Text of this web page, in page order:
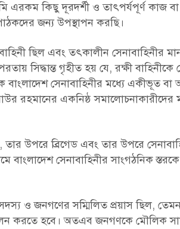
কিছু দূরদর্শী ও তাৎপর্যপূর্ণ কাজ বা
জন্য উপস্থাপন করছি।
ছিল এবং তৎকালীন সেনাবাহিনীর
সিদ্ধান্ত গৃহীত হয় যে, রক্ষী বাহিনীকে
বাংলাদেশ সেনাবাহিনীর মধ্যে একীভূত
রহমানের একনিষ্ঠ সমালোচনাকারীদের
তার উপরে ব্রিগেড এবং তার উপরে
সেনাবাহিনীর সাংগঠনিক
ও জনগণের সম্মিলিত প্রয়াস ছিল,
করতে হবে। অতএব জনগণকে মৌলিক